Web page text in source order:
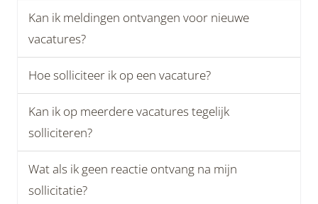
Kan ik meldingen ontvangen voor nieuwe
vacatures?
Hoe solliciteer ik op een vacature?
Kan ik op meerdere vacatures tegelijk
solliciteren?
Wat als ik geen reactie ontvang na mijn
sollicitatie?